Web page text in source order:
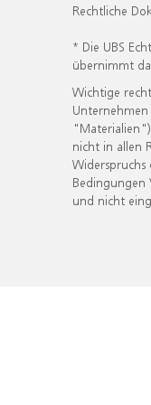
Rechtliche
* Die UBS
übernimmt
Wichtige
nicht in allen
Bedingungen
und nicht